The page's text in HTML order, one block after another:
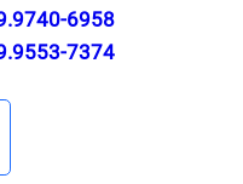
6958
7374